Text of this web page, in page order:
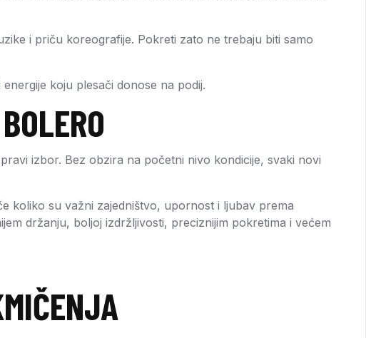
i priču koreografije. Pokreti zato ne trebaju biti samo
koju plesači donose na podij.
izbor. Bez obzira na početni nivo kondicije, svaki novi
koliko su važni zajedništvo, upornost i ljubav prema
držanju, boljoj izdržljivosti, preciznijim pokretima i većem